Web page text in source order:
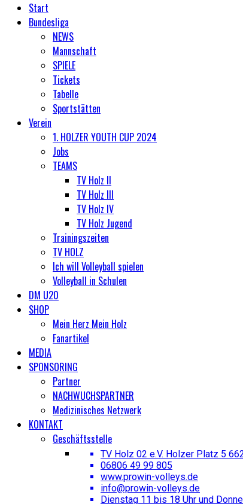
Start
Bundesliga
NEWS
Mannschaft
SPIELE
Tickets
Tabelle
Sportstätten
Verein
1. HOLZER YOUTH CUP 2024
Jobs
TEAMS
TV Holz II
TV Holz III
TV Holz IV
TV Holz Jugend
Trainingszeiten
TV HOLZ
Ich will Volleyball spielen
Volleyball in Schulen
DM U20
SHOP
Mein Herz Mein Holz
Fanartikel
MEDIA
SPONSORING
Partner
NACHWUCHSPARTNER
Medizinisches Netzwerk
KONTAKT
Geschäftsstelle
TV Holz 02 e.V. Holzer Platz 5
06806 49 99 805
www.prowin-volleys.de
info@prowin-volleys.de
Dienstag 11 bis 18 Uhr und